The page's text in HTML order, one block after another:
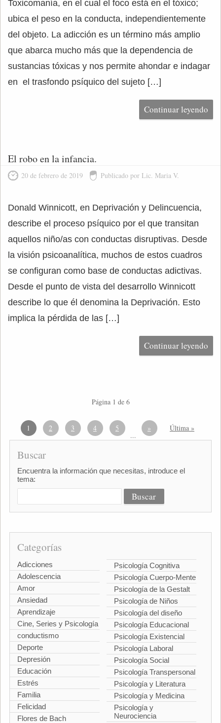
Toxicomanía, en el cual el foco está en el tóxico;
ubica el peso en la conducta, independientemente
del objeto. La adicción es un término más amplio
que abarca mucho más que la dependencia de
sustancias tóxicas y nos permite ahondar e indagar
en el trasfondo psíquico del sujeto […]
Continuar leyendo
El robo en la infancia.
20 de febrero de 2019 Publicado por Lic. Maria V.
Donald Winnicott, en Deprivación y Delincuencia,
describe el proceso psíquico por el que transitan
aquellos niño/as con conductas disruptivas. Desde
la visión psicoanalítica, muchos de estos cuadros
se configuran como base de conductas adictivas.
Desde el punto de vista del desarrollo Winnicott
describe lo que él denomina la Deprivación. Esto
implica la pérdida de las […]
Continuar leyendo
Página 1 de 6
1 2 3 4 5
...
» Última »
Buscar
Encuentra la información que necesitas, introduce el
tema:
Categorías
Adicciones
Adolescencia
Amor
Ansiedad
Aprendizaje
Cine, Series y Psicología
conductismo
Deporte
Depresión
Educación
Estrés
Familia
Felicidad
Flores de Bach
Psicología Cognitiva
Psicología Cuerpo-Mente
Psicología de la Gestalt
Psicología de Niños
Psicología del diseño
Psicología Educacional
Psicología Existencial
Psicología Laboral
Psicología Social
Psicología Transpersonal
Psicología y Literatura
Psicología y Medicina
Psicología y
Neurociencia